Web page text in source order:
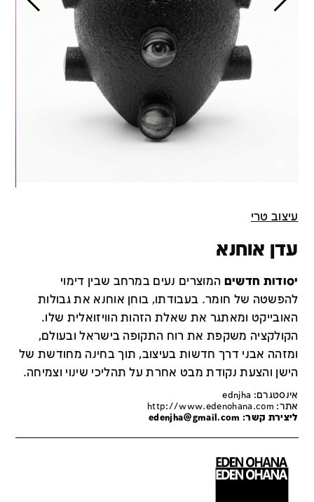
עיצוב טרי
עדן אוחנא
יסודות חדשים המוצרים נעים במרחב שבין דימוי
להפשטה של חומר. בעבודתו, בוחן אוחנא את גבולות
האובייקט ומאתגר את שאלת הזהות הוויזואלית שלו.
הקולקציה משקפת את רוח התקופה בישראל ובעולם,
ומזהה אבני דרך חדשות בעיצוב, תוך בחינה מחודשת של
הישן והצעת נקודת מבט אחרת על תהליכי שינוי וצמיחה.
אינסטגרם: ednjha
אתר: http://www.edenohana.com
ליצירת קשר: edenjha@gmail.com